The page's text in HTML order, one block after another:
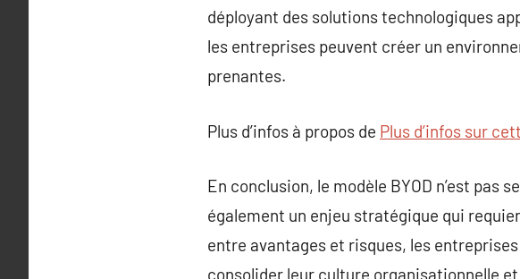
déployant des solutions technologiques
les entreprises peuvent créer un
prenantes.
Plus d’infos à propos de Plus d’infos sur
En conclusion, le modèle BYOD n’est pas
également un enjeu stratégique qui
entre avantages et risques, les
consolider leur culture organisationnelle